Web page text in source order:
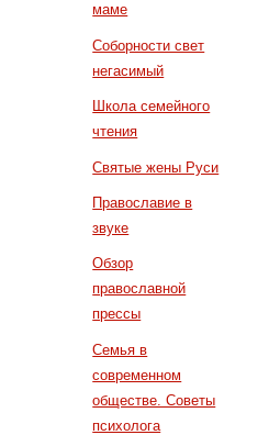
маме
Соборности свет
негасимый
Школа семейного
чтения
Святые жены Руси
Православие в
звуке
Обзор
православной
прессы
Семья в
современном
обществе. Советы
психолога